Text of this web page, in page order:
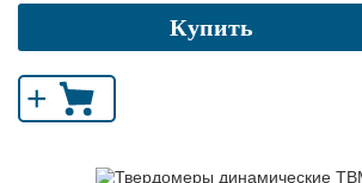
Купить
+